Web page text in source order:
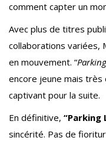
comment capter un
Avec plus de titres
collaborations variées,
en mouvement. “
encore jeune mais très
captivant pour la suite.
En définitive, “Parking
sincérité. Pas de